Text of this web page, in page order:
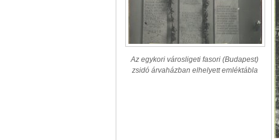
Az egykori városligeti fasori (Budapest)
zsidó árvaházban elhelyett emléktábla